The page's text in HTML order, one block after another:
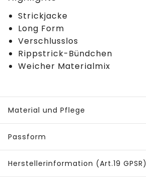
Strickjacke
Long Form
Verschlusslos
Rippstrick-Bündchen
Weicher Materialmix
Material und Pflege
Passform
Herstellerinformation (Art.19 GPSR)